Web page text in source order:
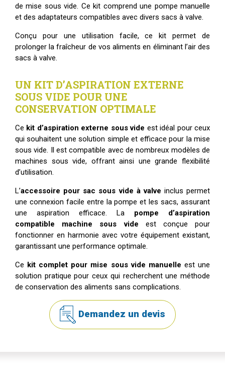
de mise sous vide. Ce kit comprend une pompe manuelle
et des adaptateurs compatibles avec divers sacs à valve.
Conçu pour une utilisation facile, ce kit permet de
prolonger la fraîcheur de vos aliments en éliminant l’air des
sacs à valve.
UN KIT D’ASPIRATION EXTERNE
SOUS VIDE POUR UNE
CONSERVATION OPTIMALE
Ce kit d’aspiration externe sous vide est idéal pour ceux
qui souhaitent une solution simple et efficace pour la mise
sous vide. Il est compatible avec de nombreux modèles de
machines sous vide, offrant ainsi une grande flexibilité
d’utilisation.
L’accessoire pour sac sous vide à valve inclus permet
une connexion facile entre la pompe et les sacs, assurant
une aspiration efficace. La pompe d’aspiration
compatible machine sous vide est conçue pour
fonctionner en harmonie avec votre équipement existant,
garantissant une performance optimale.
Ce kit complet pour mise sous vide manuelle est une
solution pratique pour ceux qui recherchent une méthode
de conservation des aliments sans complications.
Demandez un devis